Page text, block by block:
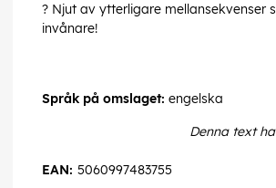
? Njut av ytterligare mellansekvenser
invånare!
Språk på omslaget: engelska
Denna text
5060997483755
EAN: